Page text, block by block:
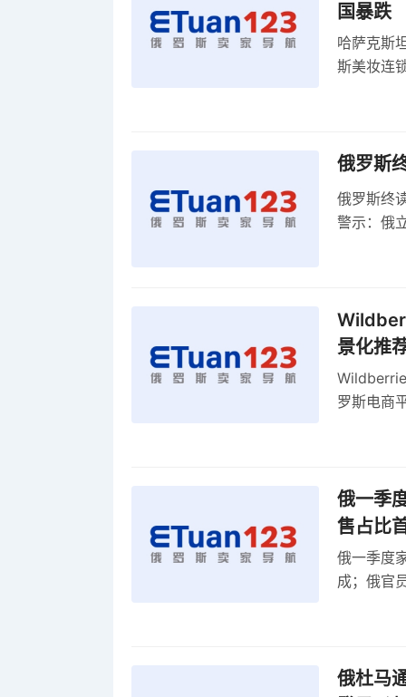
国暴跌
哈萨克斯
斯美妆连
俄罗斯
俄罗斯终
警示：俄
景化推
罗斯电商
俄一季
售占比
俄一季度
成；俄官
俄杜马